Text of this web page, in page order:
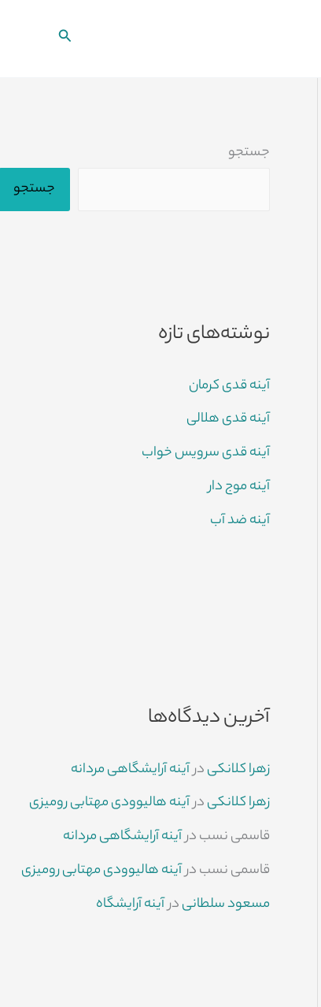
جستجو
جستجو
جستجو
نوشته‌های تازه
آینه قدی کرمان
آینه قدی هلالی
آینه قدی سرویس خواب
آینه موج دار
آینه ضد آب
آخرین دیدگاه‌ها
زهرا کلانکیدرآینه آرایشگاهی مردانه
زهرا کلانکیدرآینه هالیوودی مهتابی رومیزی
قاسمی نسبدرآینه آرایشگاهی مردانه
قاسمی نسبدرآینه هالیوودی مهتابی رومیزی
مسعود سلطانیدرآینه آرایشگاه